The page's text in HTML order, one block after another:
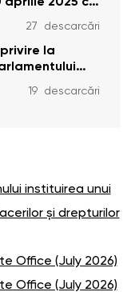
şi art. 26 din
27 descarcări
la
06.04.2026)
19 descarcări
instituirea unui
și drepturilor
Office (July 2026)
Office (July 2026)